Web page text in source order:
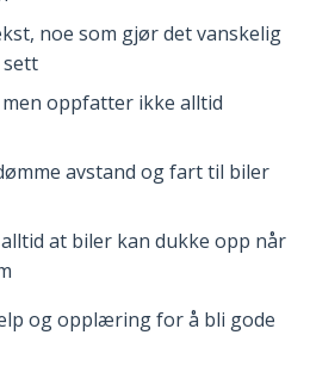
noe som gjør det vanskelig
sett
oppfatter ikke alltid
avstand og fart til biler
at biler kan dukke opp når
og opplæring for å bli gode